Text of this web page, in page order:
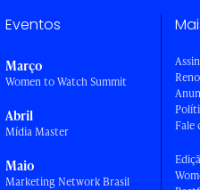
Eventos
Março
Women to Watch Summit
Abril
Mídia Master
Maio
Marketing Network Brasil
Fale